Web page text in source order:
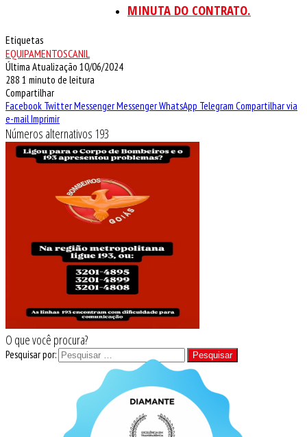
MINUTA DO CONTRATO.
Etiquetas
EQUIPAMENTOSCANIL
Última Atualização 10/06/2024
288 1 minuto de leitura
Compartilhar
Facebook TwitterMessengerMessengerWhatsApp Telegram Compartilhar via
e-mailImprimir
Números alternativos 193
O que você procura?
Pesquisar por: